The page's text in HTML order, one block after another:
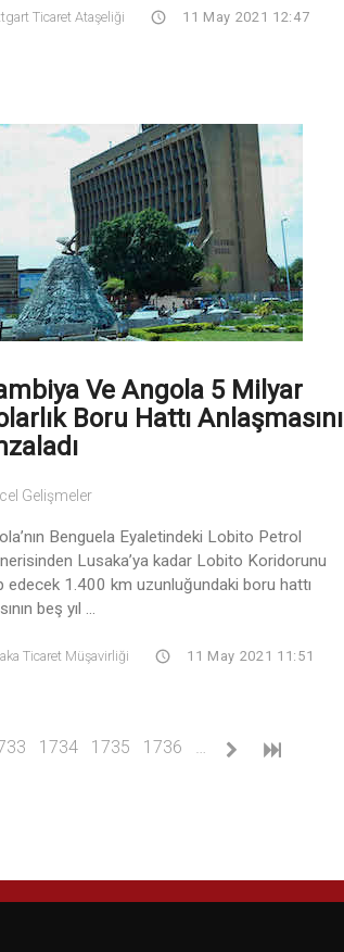
Ticaret Ataşeliği 11 May 2021 12:47
Ve Angola 5 Milyar
Boru Hattı Anlaşmasını
Gelişmeler
Benguela Eyaletindeki Lobito Petrol
Lusaka’ya kadar Lobito Koridorunu
edecek 1.400 km uzunluğundaki boru hattı
beş yıl ...
Ticaret Müşavirliği 11 May 2021 11:51
1734 1735 1736